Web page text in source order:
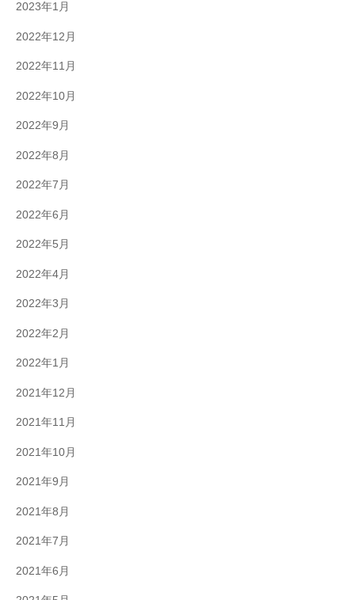
2023年1月
2022年12月
2022年11月
2022年10月
2022年9月
2022年8月
2022年7月
2022年6月
2022年5月
2022年4月
2022年3月
2022年2月
2022年1月
2021年12月
2021年11月
2021年10月
2021年9月
2021年8月
2021年7月
2021年6月